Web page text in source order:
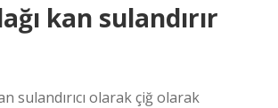
kan sulandırır
sulandırıcı olarak çiğ olarak